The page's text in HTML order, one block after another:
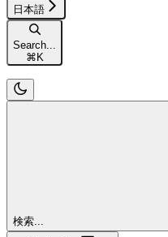
日本語
Search...
⌘K
検索...